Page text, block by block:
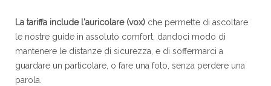
La tariffa include l'auricolare (vox) che permette di ascoltare
le nostre guide in assoluto comfort, dandoci modo di
mantenere le distanze di sicurezza, e di soffermarci a
guardare un particolare, o fare una foto, senza perdere una
parola.